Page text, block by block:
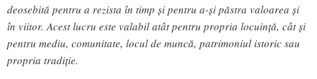
deosebită pentru a rezista în timp și pentru a-și păstra valoarea și
în viitor. Acest lucru este valabil atât pentru propria locuință, cât și
pentru mediu, comunitate, locul de muncă, patrimoniul istoric sau
propria tradiție.